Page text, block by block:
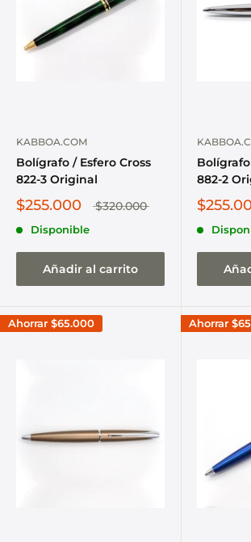
KABBOA.COM
Bolígrafo / Esfero Cross
822-3 Original
$255.000 $320.000
Disponible
Añadir al carrito
882-2
Ahorrar $65.000 Ahorrar